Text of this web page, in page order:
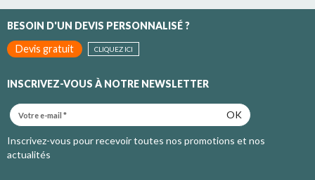
BESOIN D'UN DEVIS PERSONNALISÉ ?
Devis gratuit
CLIQUEZ ICI
INSCRIVEZ-VOUS À NOTRE NEWSLETTER
OK
Inscrivez-vous pour recevoir toutes nos promotions et nos
actualités